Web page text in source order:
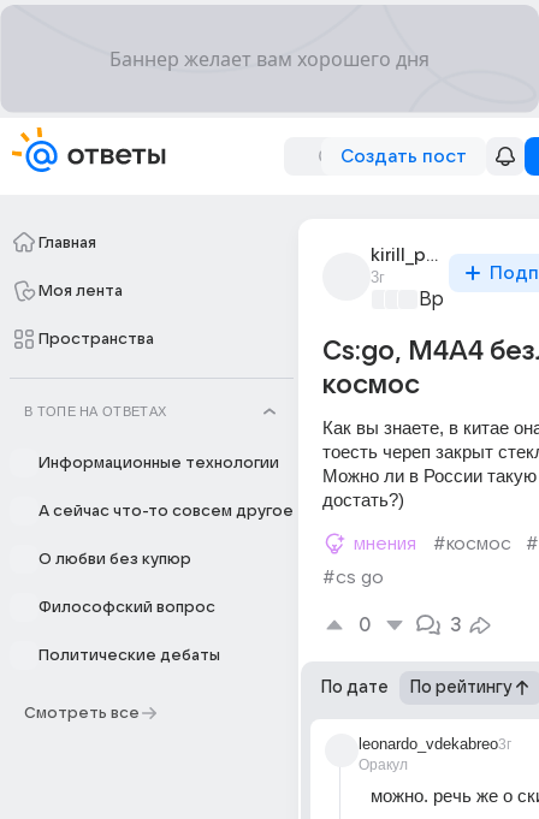
Создать пост
Главная
Моя лента
Пространства
В ТОПЕ НА ОТВЕТАХ
Информационные технологии
А сейчас что-то совсем другое
О любви без купюр
Философский вопрос
Политические дебаты
Смотреть все
kirill_pavlov_2560
3г
Время игр
Cs:go, M4A4
космос
Как вы знаете, в китае
тоесть череп закрыт
Можно ли в России такую
достать?)
мнения #космос
#cs go
0 3
По дате По рейтингу
leonardo_vdekabreo
Оракул
3г
можно. речь же о